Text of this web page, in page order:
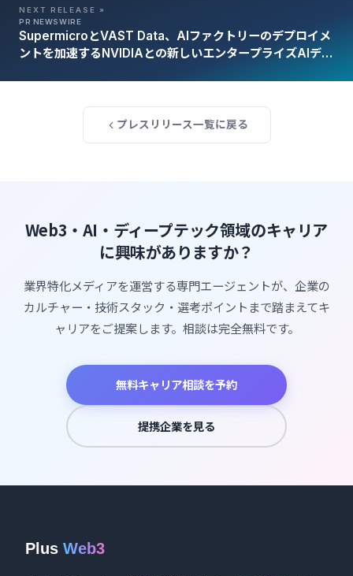
NEXT RELEASE »
PR NEWSWIRE
SupermicroとVAST Data、AIファクトリーのデプロイメ
ントを加速するNVIDIAとの新しいエンタープライズAIデー
プレスリリース一覧に戻る
Web3・AI・ディープテック領域のキャリア
に興味がありますか？
業界特化メディアを運営する専門エージェントが、企業の
カルチャー・技術スタック・選考ポイントまで踏まえてキ
ャリアをご提案します。相談は完全無料です。
無料キャリア相談を予約
提携企業を見る
Plus Web3